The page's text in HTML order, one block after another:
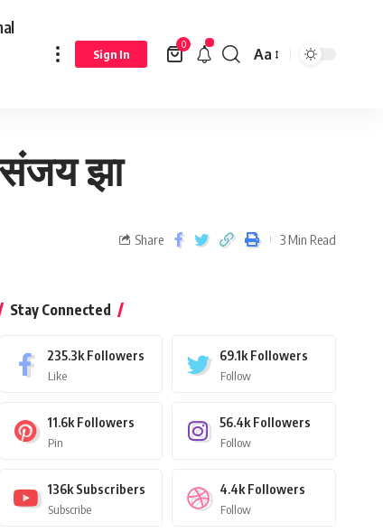
Sign In
0
Aa
संजय झा
Share 3 Min Read
Stay Connected
235.3k Followers
Like
69.1k Followers
Follow
11.6k Followers
Pin
56.4k Followers
Follow
136k Subscribers
Subscribe
4.4k Followers
Follow